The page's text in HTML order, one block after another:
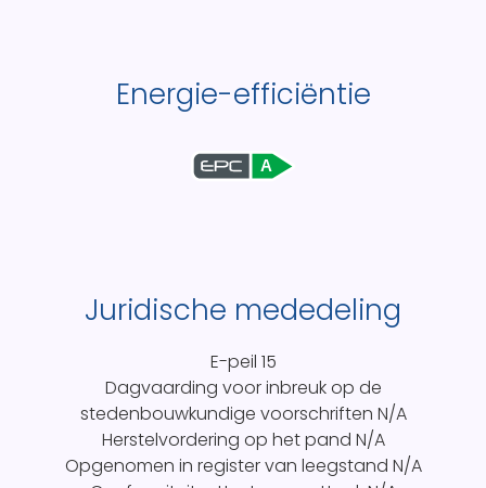
Energie-efficiëntie
A
Juridische mededeling
E-peil 15
Dagvaarding voor inbreuk op de
stedenbouwkundige voorschriften N/A
Herstelvordering op het pand N/A
Opgenomen in register van leegstand N/A